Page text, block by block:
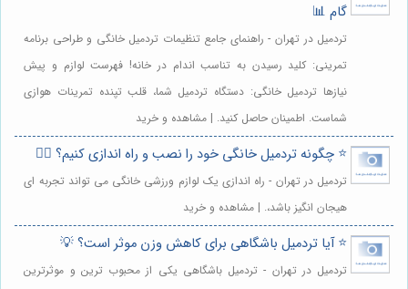
گام 📊
تردمیل در تهران - راهنمای جامع تنظیمات تردمیل خانگی و طراحی برنامه
تمرینی: کلید رسیدن به تناسب اندام در خانه! فهرست لوازم و پیش
نیازها تردمیل خانگی: دستگاه تردمیل شما، قلب تپنده تمرینات هوازی
شماست. اطمینان حاصل کنید. | مشاهده و خرید
⭐️ چگونه تردمیل خانگی خود را نصب و راه اندازی کنیم؟ 🏃‍♀️
تردمیل در تهران - راه اندازی یک لوازم ورزشی خانگی می تواند تجربه ای
هیجان انگیز باشد،. | مشاهده و خرید
⭐️ آیا تردمیل باشگاهی برای کاهش وزن موثر است؟ 💡
تردمیل در تهران - تردمیل باشگاهی یکی از محبوب ترین و موثرترین